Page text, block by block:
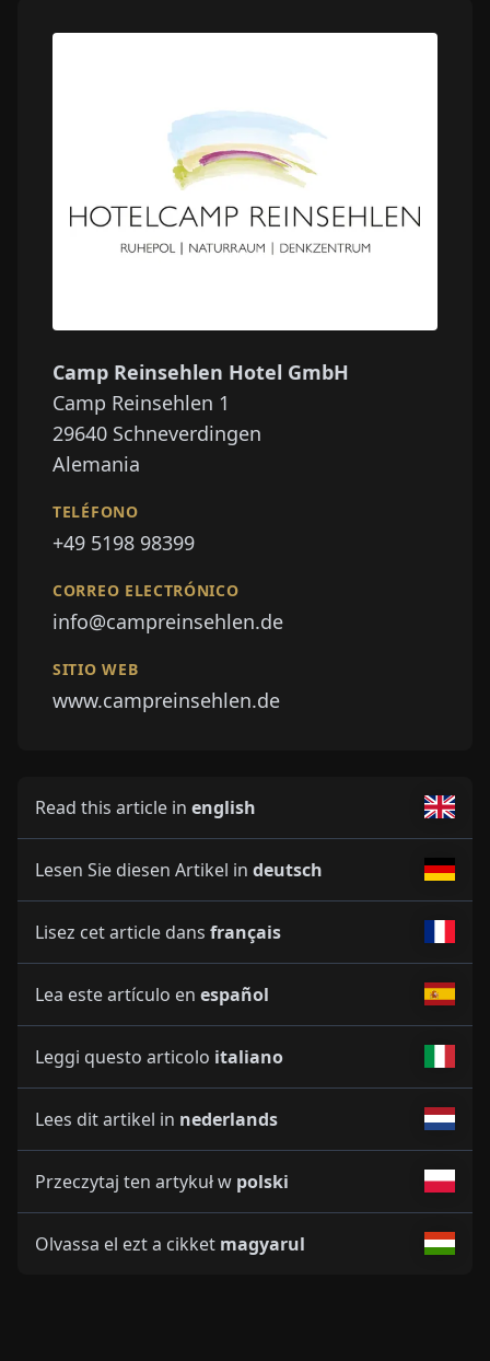
Camp Reinsehlen Hotel GmbH
Camp Reinsehlen 1
29640 Schneverdingen
Alemania
TELÉFONO
+49 5198 98399
CORREO ELECTRÓNICO
info@campreinsehlen.de
SITIO WEB
www.campreinsehlen.de
Read this article in english
Lesen Sie diesen Artikel in deutsch
Lisez cet article dans français
Lea este artículo en español
Leggi questo articolo italiano
Lees dit artikel in nederlands
Przeczytaj ten artykuł w polski
Olvassa el ezt a cikket magyarul